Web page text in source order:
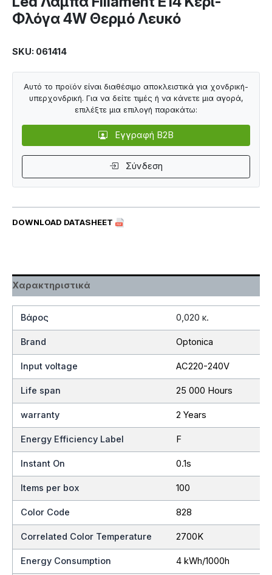
Φλόγα 4W Θερμό Λευκό
SKU: 061414
DOWNLOAD DATASHEET
Αυτό το προϊόν είναι διαθέσιμο αποκλειστικά για χονδρική-
υπερχονδρική. Για να δείτε τιμές ή να κάνετε μια αγορά,
επιλέξτε μια επιλογή παρακάτω:
Εγγραφή B2B
Σύνδεση
Χαρακτηριστικά
Βάρος 0,020 κ.
Brand Optonica
Input voltage AC220-240V
Life span 25 000 Hours
warranty 2 Years
Energy Efficiency Label F
Instant On 0.1s
Items per box 100
Color Code 828
Correlated Color Temperature 2700K
Energy Consumption 4 kWh/1000h